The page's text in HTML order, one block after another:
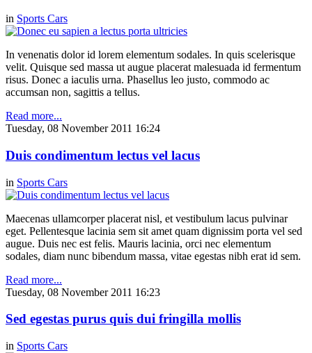
in Sports Cars
In venenatis dolor id lorem elementum sodales. In quis scelerisque
velit. Quisque sed massa ut augue placerat malesuada id fermentum
risus. Donec a iaculis urna. Phasellus leo justo, commodo ac
accumsan non, sagittis a tellus.
Read more...
Tuesday, 08 November 2011 16:24
Duis condimentum lectus vel lacus
in Sports Cars
Maecenas ullamcorper placerat nisl, et vestibulum lacus pulvinar
eget. Pellentesque lacinia sem sit amet quam dignissim porta vel sed
augue. Duis nec est felis. Mauris lacinia, orci nec elementum
sodales, diam nunc bibendum massa, vitae egestas nibh erat id sem.
Read more...
Tuesday, 08 November 2011 16:23
Sed egestas purus quis dui fringilla mollis
in Sports Cars